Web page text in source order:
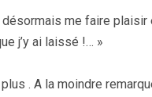
désormais me faire plaisir
j’y ai laissé !… »
. A la moindre